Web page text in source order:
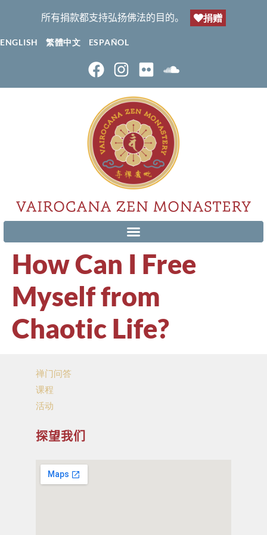
所有捐款都支持弘扬佛法的目的。 捐赠
ENGLISH 繁體中文 ESPAÑOL
How Can I Free
Myself from
Chaotic Life?
禅门问答
课程
活动
探望我们